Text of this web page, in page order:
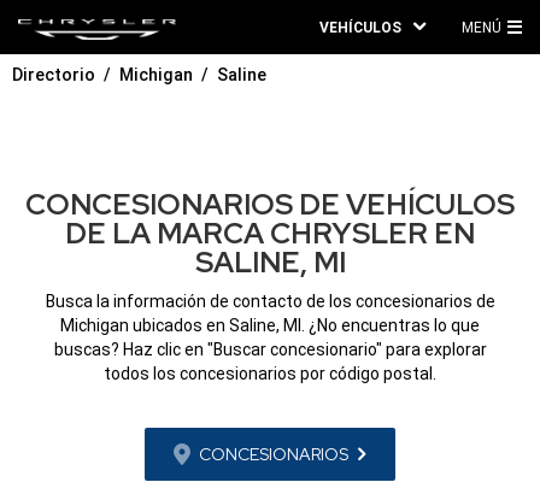
VEHÍCULOS MENÚ
Directorio Michigan Saline
CONCESIONARIOS DE VEHÍCULOS
DE LA MARCA CHRYSLER EN
SALINE, MI
Busca la información de contacto de los concesionarios de
Michigan ubicados en Saline, MI. ¿No encuentras lo que
buscas? Haz clic en "Buscar concesionario" para explorar
todos los concesionarios por código postal.
CONCESIONARIOS